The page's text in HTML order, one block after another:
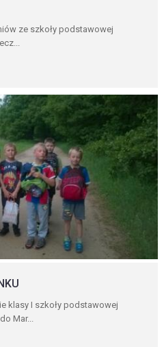
ze szkoły podstawowej
klasy I szkoły podstawowej
Mar...